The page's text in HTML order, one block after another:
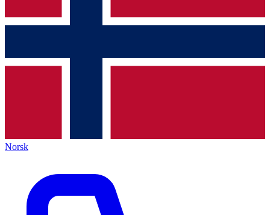
Norsk